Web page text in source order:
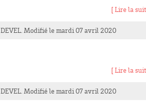
[ Lire la
DEVEL. Modifié le mardi 07 avril 2020
[ Lire la
DEVEL. Modifié le mardi 07 avril 2020